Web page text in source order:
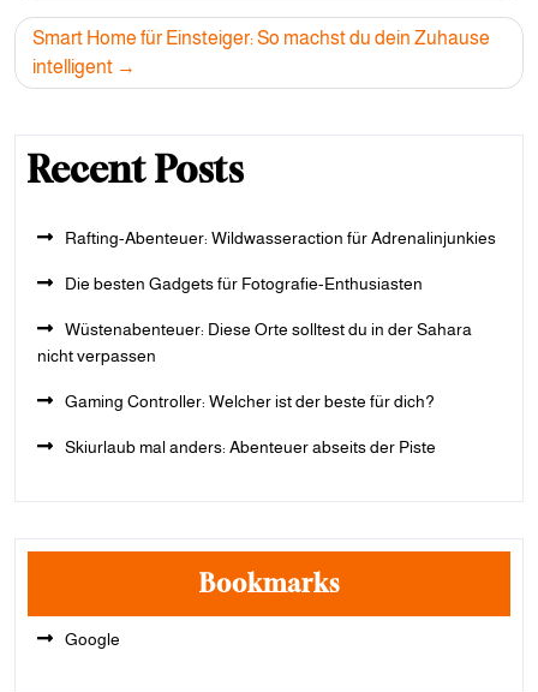
Smart Home für Einsteiger: So machst du dein Zuhause
intelligent
Recent Posts
Rafting-Abenteuer: Wildwasseraction für Adrenalinjunkies
Die besten Gadgets für Fotografie-Enthusiasten
Wüstenabenteuer: Diese Orte solltest du in der Sahara
nicht verpassen
Gaming Controller: Welcher ist der beste für dich?
Skiurlaub mal anders: Abenteuer abseits der Piste
Bookmarks
Google